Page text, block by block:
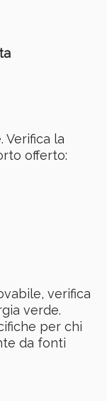
Verifica la
offerto:
verifica
verde.
per chi
da fonti